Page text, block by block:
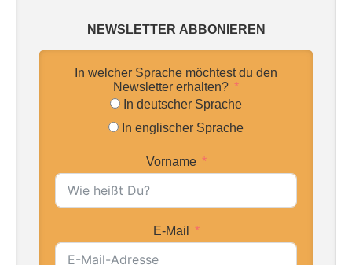
NEWSLETTER ABBONIEREN
In welcher Sprache möchtest du den
Newsletter erhalten?
In deutscher Sprache
In englischer Sprache
Vorname
E-Mail